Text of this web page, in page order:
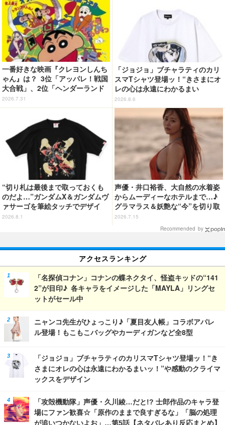
一番好きな映画『クレヨンしんち
ゃん』は？ 3位「アッパレ！戦国
大合戦」、2位「ヘンダーランド
の大冒険」、1位は…？【『映画
クレヨンしんちゃん 奇々怪々！
オラの妖怪バケ～ション』公開記
2026.7.31
「ジョジョ」ブチャラティのカリ
スマTシャツ登場ッ！“きさまにオ
レの心は永遠にわかるまい
ッ！”や感動のクライマックスを
デザイン
2026.8.6
“切り札は最後まで取っておくも
のだよ…”ガンダムX＆ガンダムヴ
ァサーゴを筆絵タッチでデザイ
ン！「ガンダムX」Tシャツ発売
2026.8.1
声優・井口裕香、大自然の水着姿
からムーディーなホテルまで…♪
グラマラス＆妖艶な“今”を切り取
り！3冊目写真集が発売中
2026.7.15
Recommended by
アクセスランキング
「名探偵コナン」コナンの蝶ネクタイ、怪盗キッドの“141
2”が目印♪ 各キャラをイメージした「MAYLA」リングセ
ットがセール中
ニャンコ先生がひょっこり♪「夏目友人帳」コラボアパレ
ル登場！もこもこバッグやカーディガンなど全8型
「ジョジョ」ブチャラティのカリスマTシャツ登場ッ！“き
さまにオレの心は永遠にわかるまいッ！”や感動のクライマ
ックスをデザイン
「攻殻機動隊」声優・久川綾…だと!? 士郎作品のキャラ登
場にファン歓喜☆「原作のままで良すぎるな」「脳の処理
が追いつかないよお」…第5話【ネタバレあり反応まとめ】